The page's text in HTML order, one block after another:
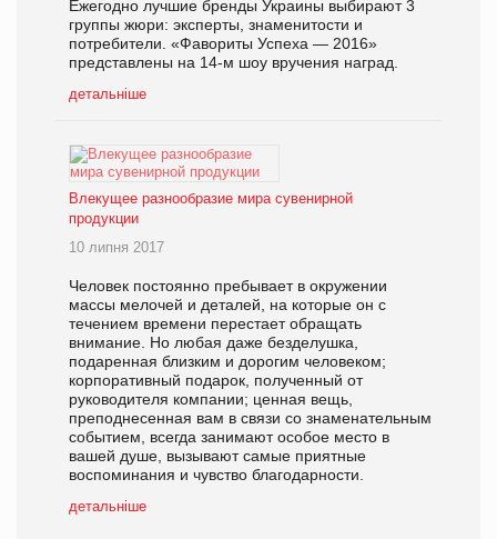
Ежегодно лучшие бренды Украины выбирают 3
группы жюри: эксперты, знаменитости и
потребители. «Фавориты Успеха — 2016»
представлены на 14-м шоу вручения наград.
детальніше
Влекущее разнообразие мира сувенирной
продукции
10 липня 2017
Человек постоянно пребывает в окружении
массы мелочей и деталей, на которые он с
течением времени перестает обращать
внимание. Но любая даже безделушка,
подаренная близким и дорогим человеком;
корпоративный подарок, полученный от
руководителя компании; ценная вещь,
преподнесенная вам в связи со знаменательным
событием, всегда занимают особое место в
вашей душе, вызывают самые приятные
воспоминания и чувство благодарности.
детальніше